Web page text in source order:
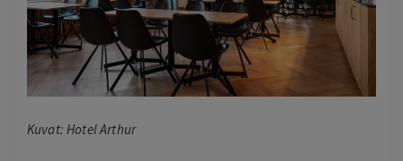
Kuvat: Hotel Arthur